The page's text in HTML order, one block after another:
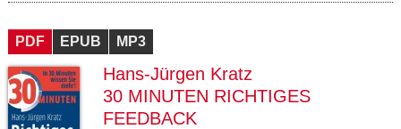
PDF EPUB MP3
Hans-Jürgen Kratz
30 MINUTEN RICHTIGES
FEEDBACK